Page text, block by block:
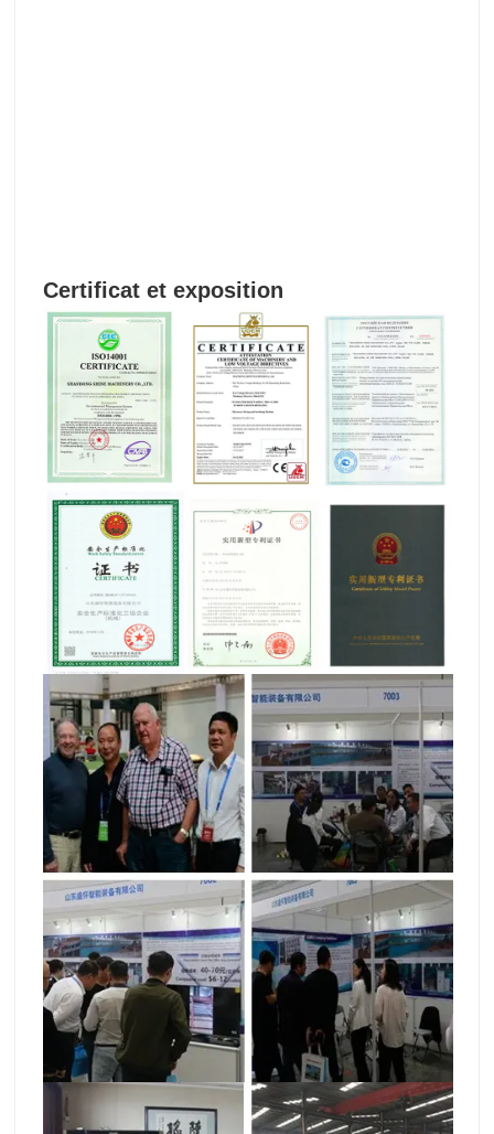
Certificat et exposition